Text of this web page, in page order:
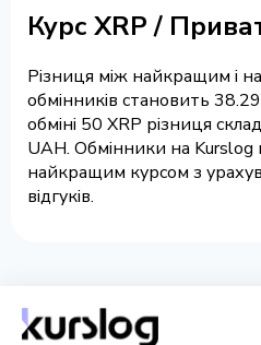
Курс XRP /
Різниця між найкращим і
обмінників становить
обміні 50 XRP різниця
UAH. Обмінники на Kurslog
найкращим курсом з
відгуків.